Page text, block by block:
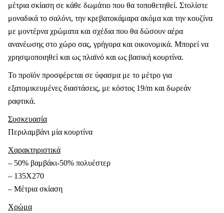
μέτρια σκίαση σε κάθε δωμάτιο που θα τοποθετηθεί. Στολίστε
μοναδικά το σαλόνι, την κρεβατοκάμαρα ακόμα και την κουζίνα
με μοντέρνα χρώματα και σχέδια που θα δώσουν αέρα
ανανέωσης στο χώρο σας, γρήγορα και οικονομικά. Μπορεί να
χρησιμοποιηθεί και ως πλαϊνό και ως βασική κουρτίνα.
Το προϊόν προσφέρεται σε ύφασμα με το μέτρο για
εξατομικευμένες διαστάσεις, με κόστος 19/m και δωρεάν
ραφτικά.
Συσκευασία
Περιλαμβάνι μία κουρτίνα
Χαρακτηριστικά
– 50% βαμβάκι-50% πολυέστερ
– 135Χ270
– Μέτρια σκίαση
Χρώμα